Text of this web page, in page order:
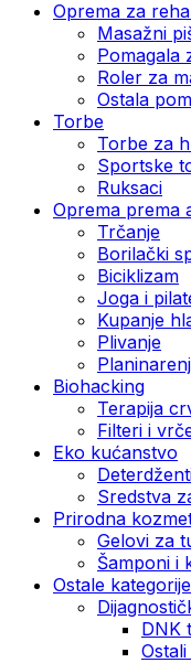
Oprema za
Masažni
Pomagala
Roler za
Ostala
Torbe
Torbe za
Sportske
Ruksaci
Oprema prema
Trčanje
Borilački
Biciklizam
Joga i
Kupanje
Plivanje
Biohacking
Terapija
Filteri i
Eko kućanstvo
Sredstva
Prirodna
Gelovi za
Šamponi i
Ostale kategorije
DNK